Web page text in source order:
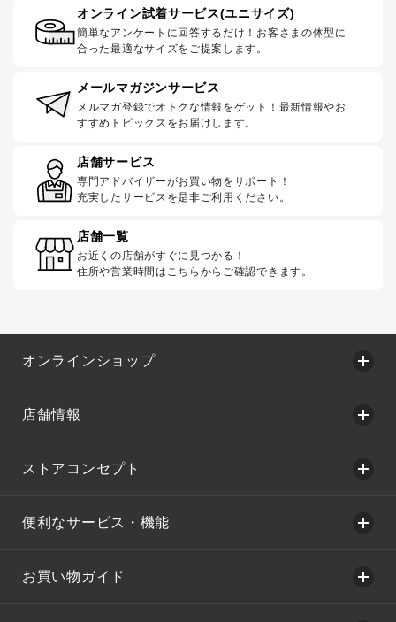
オンライン試着サービス(ユニサイズ)
簡単なアンケートに回答するだけ！お客さまの体型に
合った最適なサイズをご提案します。
メールマガジンサービス
メルマガ登録でオトクな情報をゲット！最新情報やお
すすめトピックスをお届けします。
店舗サービス
専門アドバイザーがお買い物をサポート！
充実したサービスを是非ご利用ください。
店舗一覧
お近くの店舗がすぐに見つかる！
住所や営業時間はこちらからご確認できます。
オンラインショップ
店舗情報
ストアコンセプト
便利なサービス・機能
お買い物ガイド